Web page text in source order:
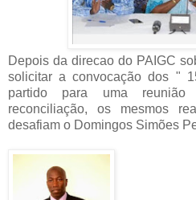
Depois da direcao do PAIGC
solicitar a convocação dos "
partido para uma
reconciliação, os mesmos
desafiam o Domingos Simões